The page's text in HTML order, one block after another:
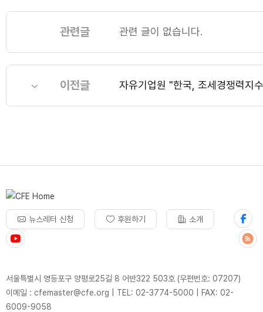
관련글 관련 글이 없습니다.
이전글 자유기업원 "한국, 조세경쟁력지
뉴스레터 신청 후원하기 소개
서울특별시 영등포구 양평로25길 8 어반322 503호 (우편번호: 07207)
이메일 : cfemaster@cfe.org
TEL: 02-3774-5000
FAX: 02-
6009-9058